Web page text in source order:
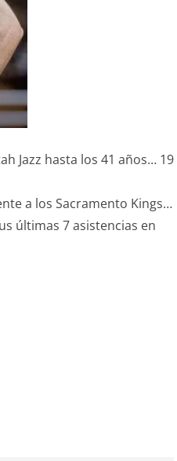
Jazz hasta los 41 años… 19
a los Sacramento Kings…
últimas 7 asistencias en